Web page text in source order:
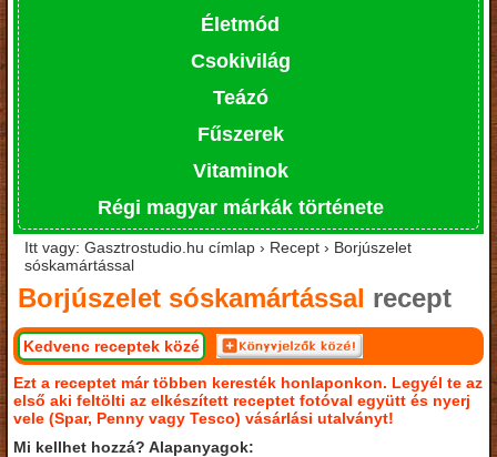
Életmód
Csokivilág
Teázó
Fűszerek
Vitaminok
Régi magyar márkák története
Itt vagy: Gasztrostudio.hu címlap › Recept › Borjúszelet
sóskamártással
Borjúszelet sóskamártással recept
Kedvenc receptek közé
Ezt a receptet már többen keresték honlaponkon. Legyél te az
első aki feltölti az elkészített receptet fotóval együtt és nyerj
vele (Spar, Penny vagy Tesco) vásárlási utalványt!
Mi kellhet hozzá? Alapanyagok: